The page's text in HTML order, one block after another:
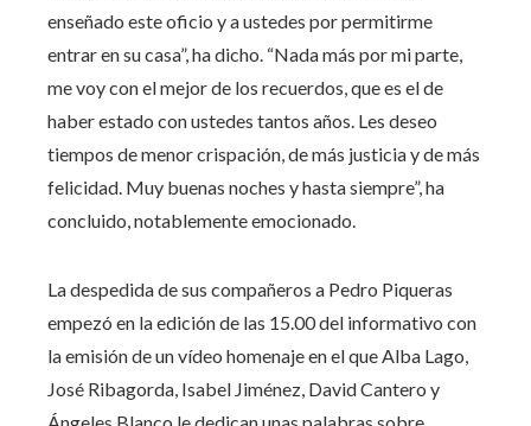
enseñado este oficio y a ustedes por permitirme
entrar en su casa”, ha dicho. “Nada más por mi parte,
me voy con el mejor de los recuerdos, que es el de
haber estado con ustedes tantos años. Les deseo
tiempos de menor crispación, de más justicia y de más
felicidad. Muy buenas noches y hasta siempre”, ha
concluido, notablemente emocionado.
La despedida de sus compañeros a Pedro Piqueras
empezó en la edición de las 15.00 del informativo con
la emisión de un vídeo homenaje en el que Alba Lago,
José Ribagorda, Isabel Jiménez, David Cantero y